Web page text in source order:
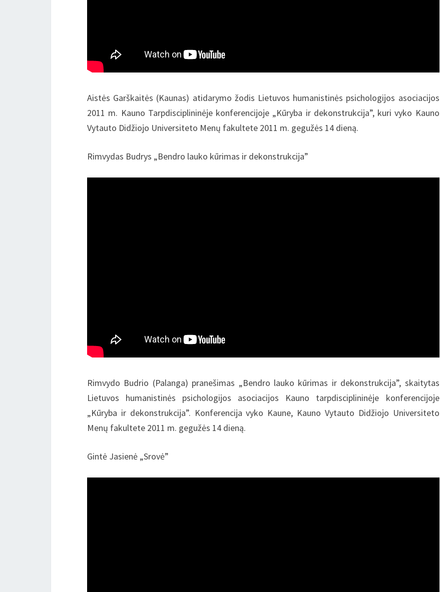
Aistės Garškaitės (Kaunas) atidarymo žodis Lietuvos humanistinės psichologijos asociacijos
2011 m. Kauno Tarpdisciplininėje konferencijoje „Kūryba ir dekonstrukcija”, kuri vyko Kauno
Vytauto Didžiojo Universiteto Menų fakultete 2011 m. gegužės 14 dieną.
Rimvydas Budrys „Bendro lauko kūrimas ir dekonstrukcija”
Rimvydo Budrio (Palanga) pranešimas „Bendro lauko kūrimas ir dekonstrukcija”, skaitytas
Lietuvos humanistinės psichologijos asociacijos Kauno tarpdisciplininėje konferencijoje
„Kūryba ir dekonstrukcija”. Konferencija vyko Kaune, Kauno Vytauto Didžiojo Universiteto
Menų fakultete 2011 m. gegužės 14 dieną.
Gintė Jasienė „Srovė”